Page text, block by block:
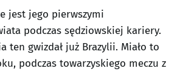
jest jego pierwszymi
podczas sędziowskiej kariery.
ten gwizdał już Brazylii. Miało to
podczas towarzyskiego meczu z